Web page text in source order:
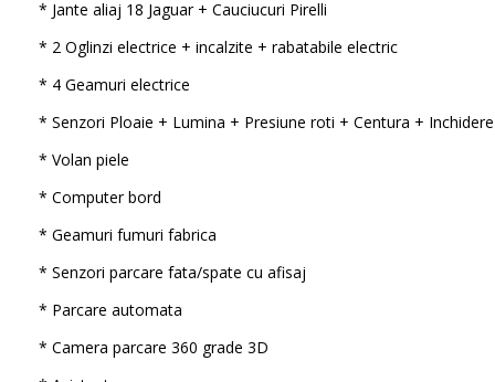
* Jante aliaj 18 Jaguar + Cauciucuri Pirelli
* 2 Oglinzi electrice + incalzite + rabatabile electric
* 4 Geamuri electrice
* Senzori Ploaie + Lumina + Presiune roti + Centura + Inchidere
* Volan piele
* Computer bord
* Geamuri fumuri fabrica
* Senzori parcare fata/spate cu afisaj
* Parcare automata
* Camera parcare 360 grade 3D